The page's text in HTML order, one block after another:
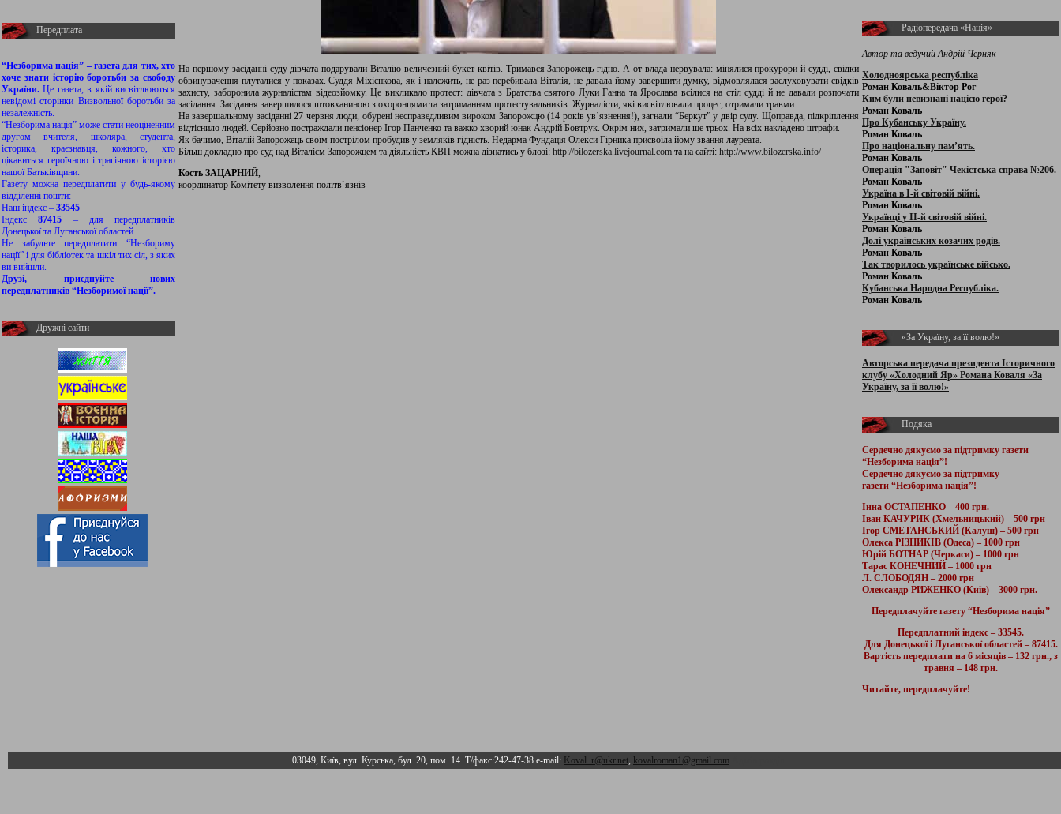
Передплата
“Незборима нація” – газета для тих, хто
хоче знати історію боротьби за свободу
України.Це газета, в якій висвітлюються
невідомі сторінки Визвольної боротьби за
незалежність.
“Незборима нація” може стати неоціненним
другом вчителя, школяра, студента,
історика, краєзнавця, кожного, хто
цікавиться героїчною і трагічною історією
нашої Батьківщини.
Газету можна передплатити у будь-якому
відділенні пошти:
Наш індекс – 33545
Індекс87415 – для передплатників
Донецької та Луганської областей.
Не забудьте передплатити “Незбориму
нації” і для бібліотек та шкіл тих сіл, з яких
ви вийшли.
Друзі, приєднуйте нових
передплатників “Незборимої нації”.
Дружні сайти
На першому засіданні суду дівчата подарували Віталію величезний букет квітів. Тримався Запорожець гідно. А от влада нервувала: мінялися прокурори й судді, свідки
обвинувачення плуталися у показах. Суддя Міхієнкова, як і належить, не раз перебивала Віталія, не давала йому завершити думку, відмовлялася заслуховувати свідків
захисту, заборонила журналістам відеозйомку. Це викликало протест: дівчата з Братства святого Луки Ганна та Ярослава всілися на стіл судді й не давали розпочати
засідання. Засідання завершилося штовханиною з охоронцями та затриманням протестувальників. Журналісти, які висвітлювали процес, отримали травми.
На завершальному засіданні 27 червня люди, обурені несправедливим вироком Запорожцю (14 років ув’язнення!), загнали “Беркут” у двір суду. Щоправда, підкріплення
відтіснило людей. Серйозно постраждали пенсіонер Ігор Панченко та важко хворий юнак Андрій Бовтрук. Окрім них, затримали ще трьох. На всіх накладено штрафи.
Як бачимо, Віталій Запорожець своїм пострілом пробудив у земляків гідність. Недарма Фундація Олекси Гірника присвоїла йому звання лауреата.
Більш докладно про суд над Віталієм Запорожцем та діяльність КВП можна дізнатись у блозі: http://bilozerska.livejournal.com та на сайті: http://www.bilozerska.info/
Кость ЗАЦАРНИЙ,
координатор Комітету визволення політв`язнів
Радіопередача «Нація»
Автор та ведучий Андрій Черняк
Холодноярська республіка
Роман Коваль&Віктор Рог
Ким були невизнані нацією герої?
Роман Коваль
Про Кубанську Україну.
Роман Коваль
Про національну пам’ять.
Роман Коваль
Операція "Заповіт" Чекістська справа №206.
Роман Коваль
Україна в І-й світовій війні.
Роман Коваль
Українці у ІІ-й світовій війні.
Роман Коваль
Долі українських козачих родів.
Роман Коваль
Так творилось українське військо.
Роман Коваль
Кубанська Народна Республіка.
Роман Коваль
«За Україну, за її волю!»
Авторська передача президента Історичного
клубу «Холодний Яр» Романа Коваля «За
Україну, за її волю!»
Подяка
Сердечно дякуємо за підтримку газети
“Незборима нація”!
Сердечно дякуємо за підтримку
газети “Незборима нація”!
Інна ОСТАПЕНКО – 400 грн.
Іван КАЧУРИК (Хмельницький) – 500 грн
Ігор СМЕТАНСЬКИЙ (Калуш) – 500 грн
Олекса РІЗНИКІВ (Одеса) – 1000 грн
Юрій БОТНАР (Черкаси) – 1000 грн
Тарас КОНЕЧНИЙ – 1000 грн
Л. СЛОБОДЯН – 2000 грн
Олександр РИЖЕНКО (Київ) – 3000 грн.
Передплачуйте газету “Незборима нація”
Передплатний індекс – 33545.
Для Донецької і Луганської областей – 87415.
Вартість передплати на 6 місяців – 132 грн., з
травня – 148 грн.
Читайте, передплачуйте!
03049, Київ, вул. Курська, буд. 20, пом. 14. Т/факс:242-47-38 e-mail: Koval_r@ukr.net, kovalroman1@gmail.com